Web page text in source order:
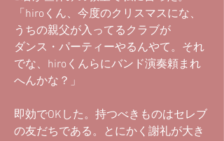
「hiroくん、今度のクリスマスにな、
うちの親父が入ってるクラブが
ダンス・パーティーやるんやて。それ
でな、hiroくんらにバンド演奏頼まれ
へんかな？」
即効でOKした。持つべきものはセレブ
の友だちである。とにかく謝礼が大き